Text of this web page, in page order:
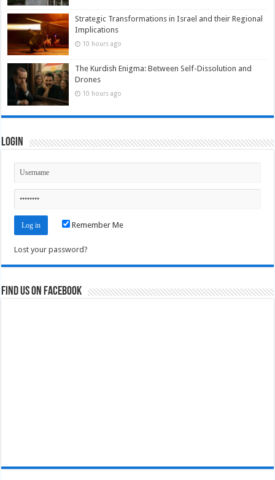
Strategic Transformations in Israel and their Regional
Implications
10 hours ago
The Kurdish Enigma: Between Self-Dissolution and
Drones
10 hours ago
Login
Remember Me
Lost your password?
Find us on Facebook